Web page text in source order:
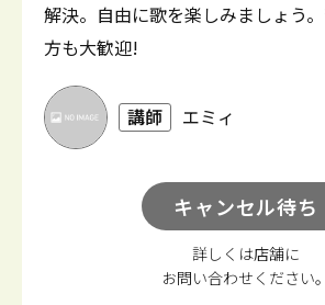
解決。自由に歌を楽しみましょう
方も大歓迎!
講師 エミィ
キャンセル待ち
詳しくは店舗に
お問い合わせください。